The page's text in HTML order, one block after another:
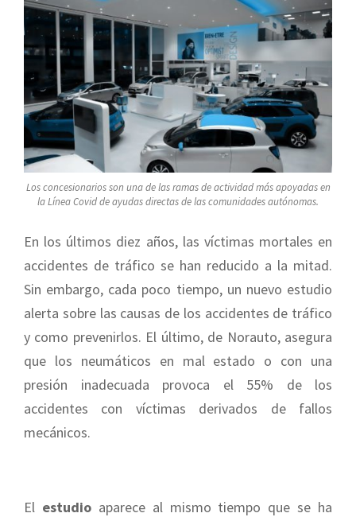
Los concesionarios son una de las ramas de actividad más apoyadas en
la Línea Covid de ayudas directas de las comunidades autónomas.
En los últimos diez años, las víctimas mortales en
accidentes de tráfico se han reducido a la mitad.
Sin embargo, cada poco tiempo, un nuevo estudio
alerta sobre las causas de los accidentes de tráfico
y como prevenirlos. El último, de Norauto, asegura
que los neumáticos en mal estado o con una
presión inadecuada provoca el 55% de los
accidentes con víctimas derivados de fallos
mecánicos.
El estudioaparece al mismo tiempo que se ha